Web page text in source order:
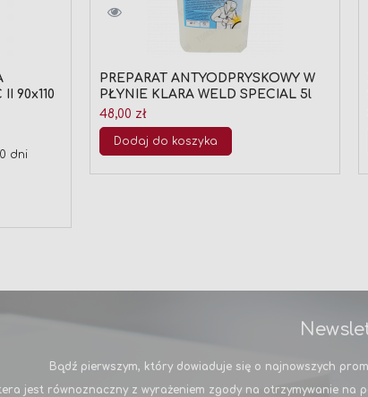
90x110
dni
PREPARAT ANTYODPRYSKOWY W
PŁYNIE KLARA WELD SPECIAL 5l
48,00 zł
Dodaj do koszyka
Bądź pierwszym, który dowiaduje się o najnowszych
jest równoznaczny z wyrażeniem zgody na otrzymywanie